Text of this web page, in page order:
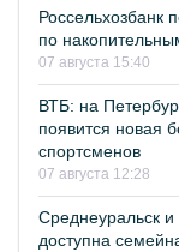
Россельхозбанк
по
07 августа 15:40
ВТБ: на
появится новая
спортсменов
07 августа 12:28
Среднеуральск и
доступна